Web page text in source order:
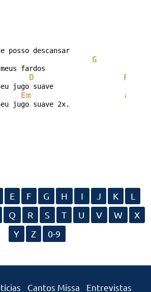
posso descansar
G
fardos
D F#
jugo suave
Em A
jugo suave 2x.
E F G H I J K
L
Q R S T U V W
X
Y
Z 0-9
Cantos Missa Entrevistas